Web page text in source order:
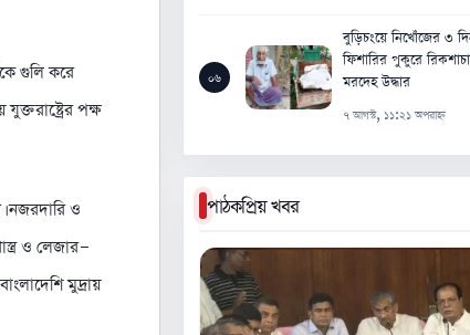
গুলি করে
পক্ষ
নজরদারি ও
ও লেজার-
মুদ্রায়
০৬
বুড়িচংয়ে নিখোঁজের ৩
ফিশারির পুকুরে
মরদেহ উদ্ধার
৭ আগস্ট, ১১:২১ অপরাহ্ন
পাঠকপ্রিয় খবর